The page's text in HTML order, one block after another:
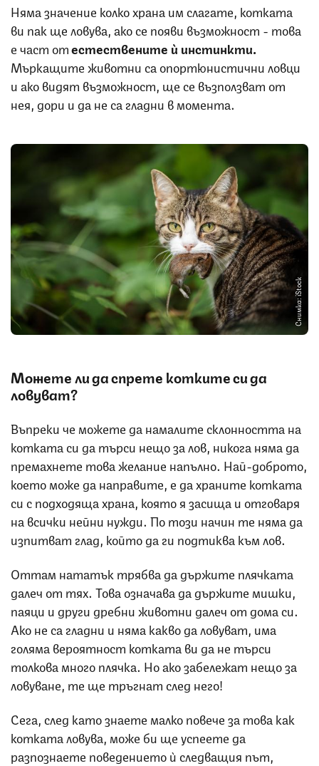
Няма значение колко храна им слагате, котката
ви пак ще ловува, ако се появи възможност - това
е част отестествените ѝ инстинкти.
Мъркащите животни са опортюнистични ловци
и ако видят възможност, ще се възползват от
нея, дори и да не са гладни в момента.
Снимка: iStock
Можете ли да спрете котките си да
ловуват?
Въпреки че можете да намалите склонността на
котката си да търси нещо за лов, никога няма да
премахнете това желание напълно. Най-доброто,
което може да направите, е да храните котката
си с подходяща храна, която я засища и отговаря
на всички нейни нужди. По този начин те няма да
изпитват глад, който да ги подтиква към лов.
Оттам нататък трябва да държите плячката
далеч от тях. Това означава да държите мишки,
паяци и други дребни животни далеч от дома си.
Ако не са гладни и няма какво да ловуват, има
голяма вероятност котката ви да не търси
толкова много плячка. Но ако забележат нещо за
ловуване, те ще тръгнат след него!
Сега, след като знаете малко повече за това как
котката ловува, може би ще успеете да
разпознаете поведението ѝ следващия път,